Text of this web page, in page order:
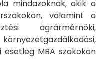
mindazoknak, akik a
valamint a
agrármérnöki,
esetleg MBA szakokon